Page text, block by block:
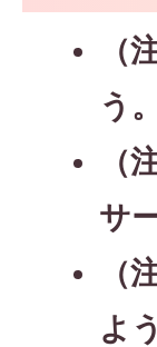
（
う。
（
サ
（
よ